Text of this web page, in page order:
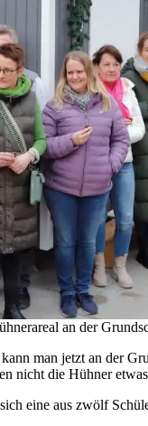
an der
man jetzt an der
nicht die Hühner
eine aus zwölf